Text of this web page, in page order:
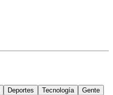
Deportes Tecnología Gente